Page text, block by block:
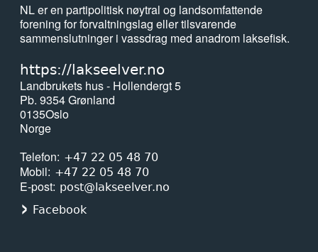
NL er en partipolitisk nøytral og landsomfattende
forening for forvaltningslag eller tilsvarende
sammenslutninger i vassdrag med anadrom laksefisk.
https://lakseelver.no
Landbrukets hus - Hollendergt 5
Pb. 9354 Grønland
0135Oslo
Norge
Telefon
+47 22 05 48 70
Mobil +47 22 05 48 70
E-post post@lakseelver.no
Facebook